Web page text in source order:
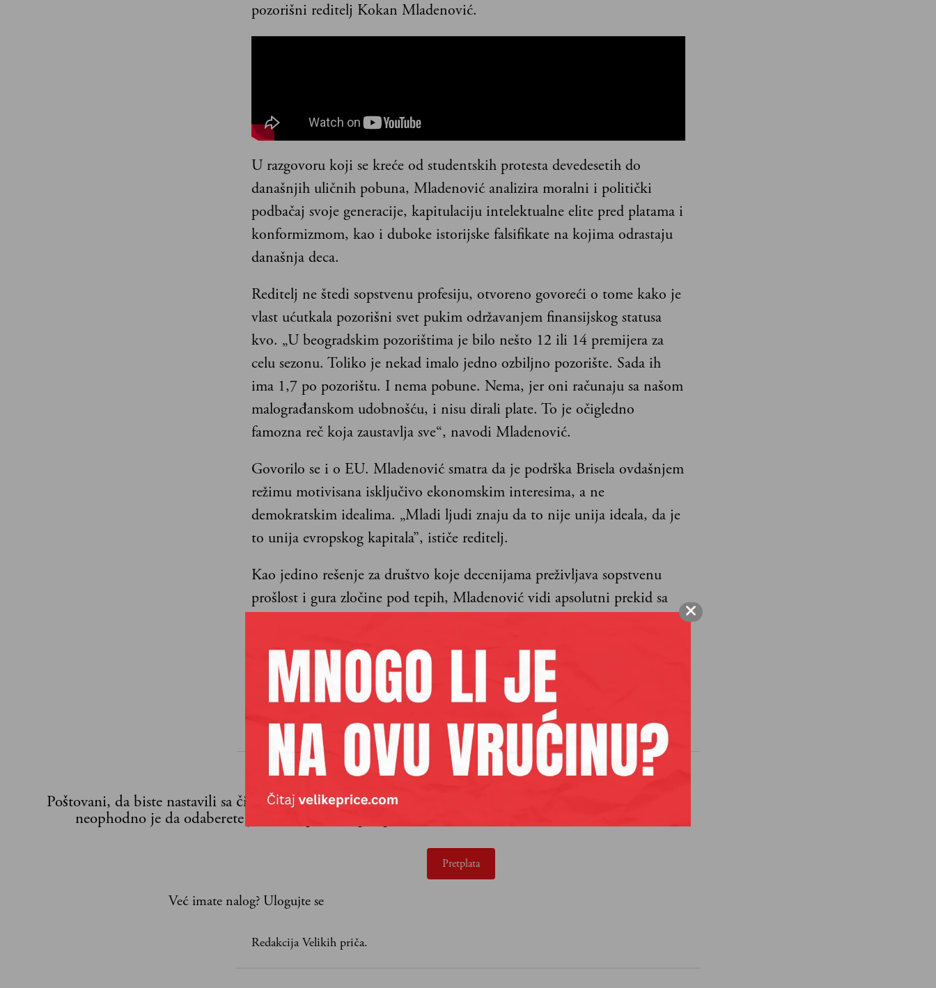
pozorišni reditelj Kokan Mladenović.
U razgovoru koji se kreće od studentskih protesta devedesetih do
današnjih uličnih pobuna, Mladenović analizira moralni i politički
podbačaj svoje generacije, kapitulaciju intelektualne elite pred platama i
konformizmom, kao i duboke istorijske falsifikate na kojima odrastaju
današnja deca.
Reditelj ne štedi sopstvenu profesiju, otvoreno govoreći o tome kako je
vlast ućutkala pozorišni svet pukim održavanjem finansijskog statusa
kvo. „U beogradskim pozorištima je bilo nešto 12 ili 14 premijera za
celu sezonu. Toliko je nekad imalo jedno ozbiljno pozorište. Sada ih
ima 1,7 po pozorištu. I nema pobune. Nema, jer oni računaju sa našom
malograđanskom udobnošću, i nisu dirali plate. To je očigledno
famozna reč koja zaustavlja sve“, navodi Mladenović.
Govorilo se i o EU. Mladenović smatra da je podrška Brisela ovdašnjem
režimu motivisana isključivo ekonomskim interesima, a ne
demokratskim idealima. „Mladi ljudi znaju da to nije unija ideala, da je
to unija evropskog kapitala”, ističe reditelj.
Kao jedino rešenje za društvo koje decenijama preživljava sopstvenu
prošlost i gura zločine pod tepih, Mladenović vidi apsolutni prekid sa
Poštovani, da biste nastavili sa čitanjem naših premium sadržaja,
neophodno je da odaberete jedan od planova pretplate.
Pretplata
Već imate nalog? Ulogujte se
Redakcija Velikih priča.